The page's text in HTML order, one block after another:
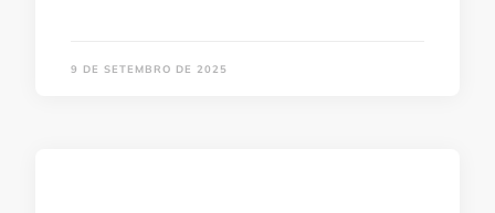
9 DE SETEMBRO DE 2025